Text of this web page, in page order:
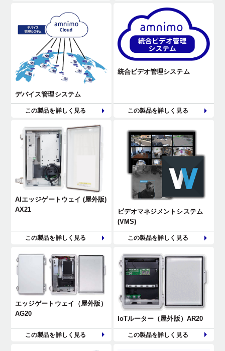
デバイス管理システム
この製品を詳しく見る
統合ビデオ管理システム
この製品を詳しく見る
AIエッジゲートウェイ (屋外版)
AX21
この製品を詳しく見る
ビデオマネジメントシステム
(VMS)
この製品を詳しく見る
エッジゲートウェイ（屋外版）
AG20
この製品を詳しく見る
IoTルーター（屋外版）AR20
この製品を詳しく見る